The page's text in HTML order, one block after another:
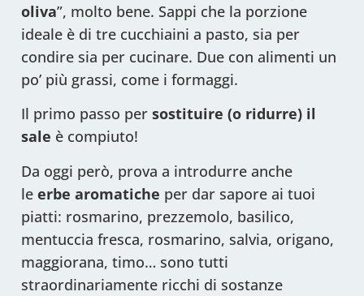
oliva”, molto bene. Sappi che la porzione
ideale è di tre cucchiaini a pasto, sia per
condire sia per cucinare. Due con alimenti un
po’ più grassi, come i formaggi.
Il primo passo per sostituire (o ridurre) il
sale è compiuto!
Da oggi però, prova a introdurre anche
le erbe aromatiche per dar sapore ai tuoi
piatti: rosmarino, prezzemolo, basilico,
mentuccia fresca, rosmarino, salvia, origano,
maggiorana, timo… sono tutti
straordinariamente ricchi di sostanze